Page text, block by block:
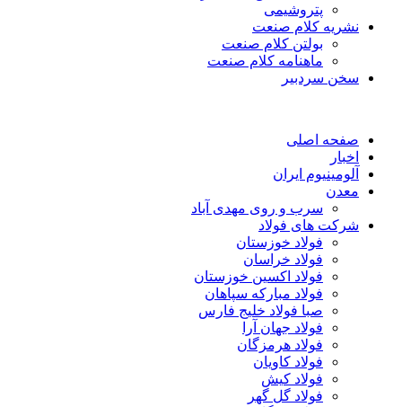
پتروشیمی
نشریه کلام صنعت
بولتن کلام صنعت
ماهنامه کلام صنعت
سخن سردبیر
صفحه اصلی
اخبار
آلومینیوم ایران
معدن
سرب و روی مهدی آباد
شرکت های فولاد
فولاد خوزستان
فولاد خراسان
فولاد اکسین خوزستان
فولاد مبارکه سپاهان
صبا فولاد خلیج فارس
فولاد جهان آرا
فولاد هرمزگان
فولاد کاویان
فولاد کیش
فولاد گل گهر